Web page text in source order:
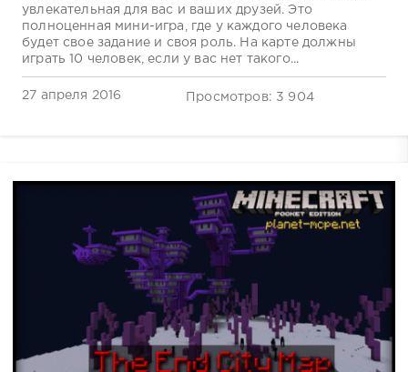
увлекательная для вас и ваших друзей. Это
полноценная мини-игра, где у каждого человека
будет свое задание и своя роль. На карте должны
играть 10 человек, если у вас нет такого...
27 апреля 2016 Просмотров: 3 904